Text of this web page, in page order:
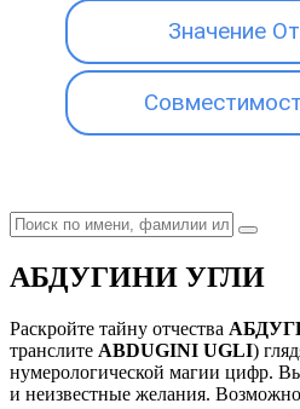
Значение
АБДУГИНИ УГЛИ
Раскройте тайну отчества
транслите ABDUGINI UGLI)
нумерологической магии цифр.
и неизвестные желания.